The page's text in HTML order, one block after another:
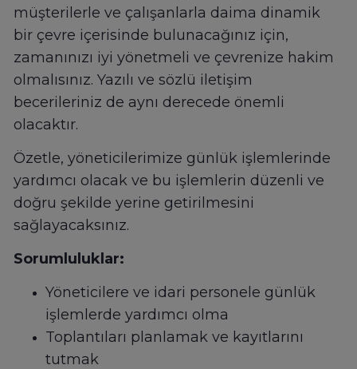
müşterilerle ve çalışanlarla daima dinamik
bir çevre içerisinde bulunacağınız için,
zamanınızı iyi yönetmeli ve çevrenize hakim
olmalısınız. Yazılı ve sözlü iletişim
becerileriniz de aynı derecede önemli
olacaktır.
Özetle, yöneticilerimize günlük işlemlerinde
yardımcı olacak ve bu işlemlerin düzenli ve
doğru şekilde yerine getirilmesini
sağlayacaksınız.
Sorumluluklar:
Yöneticilere ve idari personele günlük
işlemlerde yardımcı olma
Toplantıları planlamak ve kayıtlarını
tutmak